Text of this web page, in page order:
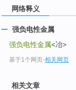
网络释义
强负电性金属
强负电性金属<冶>
基于1个网页-相关网页
相关文章